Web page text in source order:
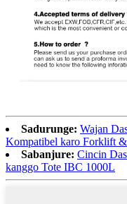
Sadurunge: Wajan
Kompatibel karo Forklift
Sabanjure: Cincin
kanggo Tote IBC 1000L